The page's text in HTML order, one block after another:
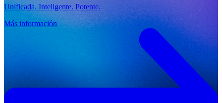
Unificada. Inteligente. Potente.
Más información